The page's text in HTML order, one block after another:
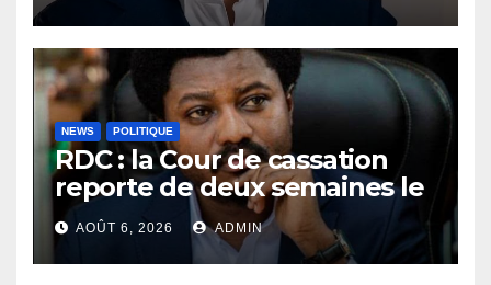
vérité
NEWS POLITIQUE
RDC : la Cour de cassation
reporte de deux semaines le
procès Frivao
AOÛT 6, 2026 ADMIN